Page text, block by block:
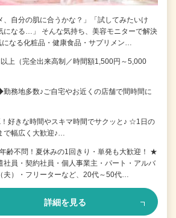
、自分の肌に合うかな？」「試してみたいけ
になる…」 そんな気持ち、美容モニターで解決
なる化粧品・健康食品・サプリメン…
上（完全出来高制／時間額1,500円～5,000
務地多数♪ご自宅やお近くの店舗で間時間に
好きな時間やスキマ時間でサクッと♪ ☆1日の
で幅広く大歓迎♪…
齢不問！夏休みの1回きり・単発も大歓迎！ ★
社員・契約社員・個人事業主・パート・アルバ
夫）・フリーターなど、20代～50代…
詳細を見る